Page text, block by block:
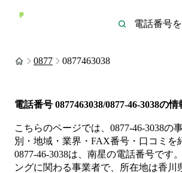
0877 0877463038
電話番号 0877463038/0877-46-3038の情
こちらのページでは、 0877-46-3038の
別・地域・業界・FAX番号・口コミを
0877-46-3038は、 南星の電話番号です。
ングに関わる事業者で、所在地は香川